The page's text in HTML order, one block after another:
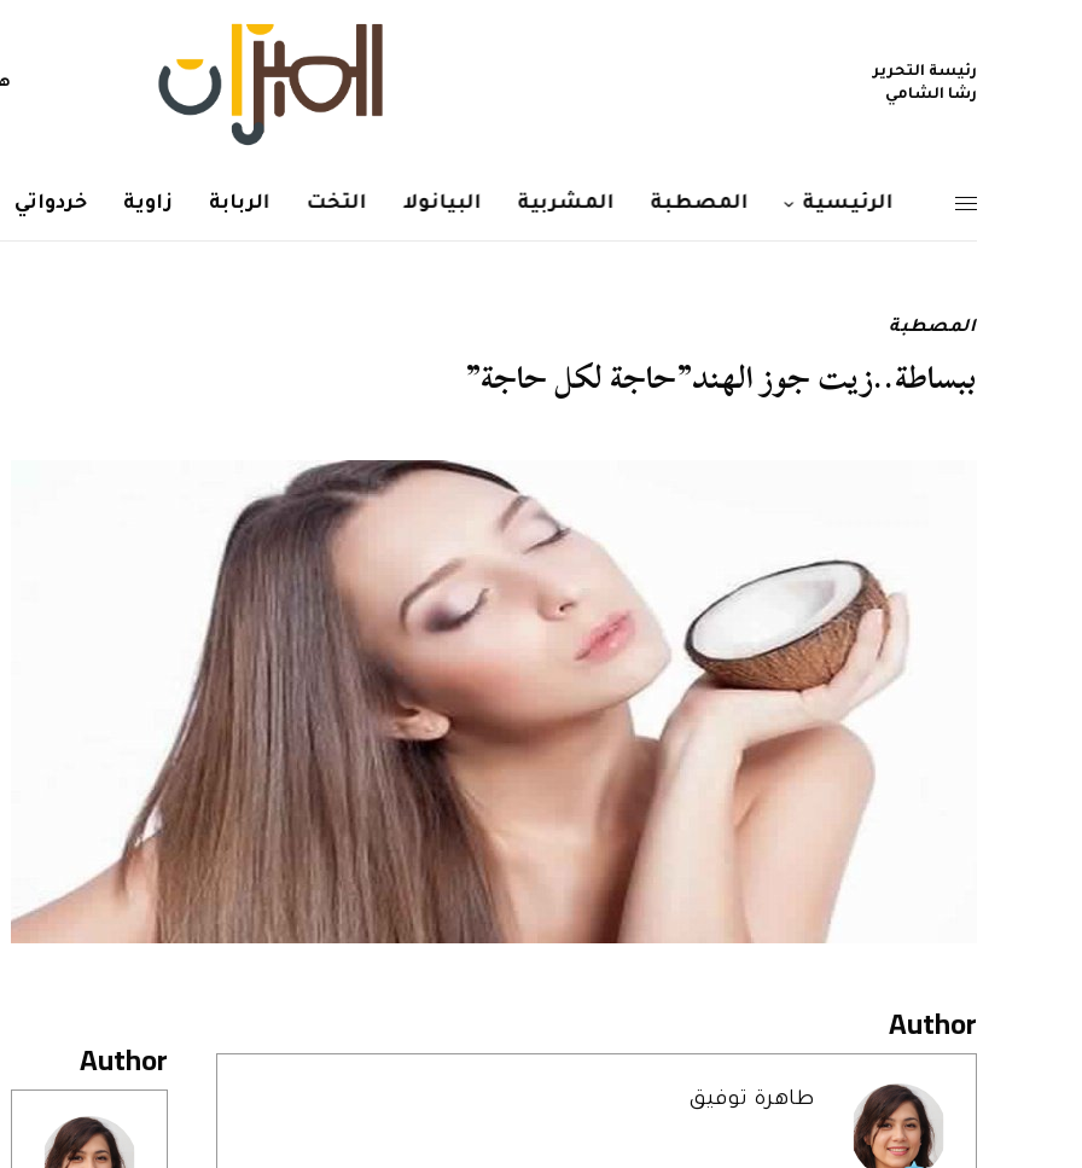
رئيسة التحرير
رشا الشامي
الرئيسية المصطبة المشربية البيانولا التخت الربابة زاوية خردواتي
المصطبة
ببساطة..زيت جوز الهند”حاجة لكل حاجة”
Author
Author
طاهرة توفيق